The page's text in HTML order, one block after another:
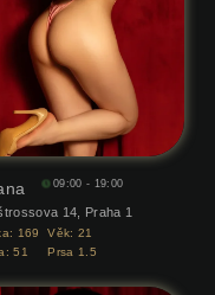
09:00 - 19:00
14, Praha 1
169
51
Věk:21
Prsa1.5